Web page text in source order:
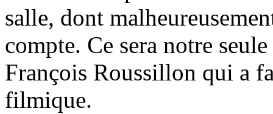
salle, dont
compte. Ce sera notre
François Roussillon qui a
filmique.